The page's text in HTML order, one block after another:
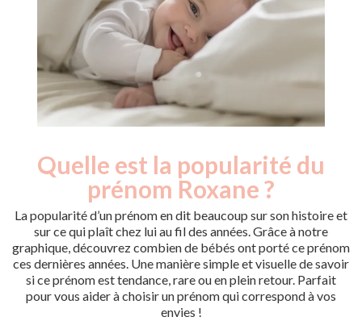
Quelle est la popularité du
prénom Roxane ?
La popularité d’un prénom en dit beaucoup sur son histoire et
sur ce qui plaît chez lui au fil des années. Grâce à notre
graphique, découvrez combien de bébés ont porté ce prénom
ces dernières années. Une manière simple et visuelle de savoir
si ce prénom est tendance, rare ou en plein retour. Parfait
pour vous aider à choisir un prénom qui correspond à vos
envies !
Année
Nouveaux-
nés
2010
14
2011
23
2012
22
2013
33
2014
17
2015
28